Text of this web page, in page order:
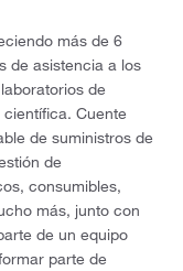
más de 6
de asistencia a los
de
Cuente
de suministros de
de
consumibles,
más, junto con
de un equipo
parte de